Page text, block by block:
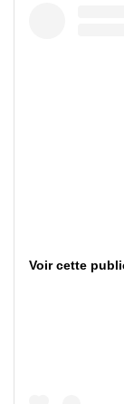
Voir cette